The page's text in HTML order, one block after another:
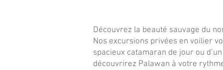
Découvrez la beauté sauvage du
Nos excursions privées en voilier
spacieux catamaran de jour ou
découvrirez Palawan à votre